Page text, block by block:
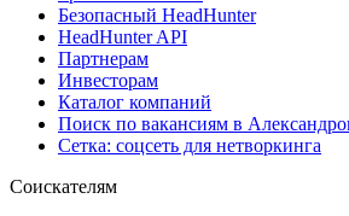
Безопасный HeadHunter
HeadHunter API
Партнерам
Инвесторам
Каталог компаний
Поиск по вакансиям в
Сетка: соцсеть для нетворкинга
Соискателям